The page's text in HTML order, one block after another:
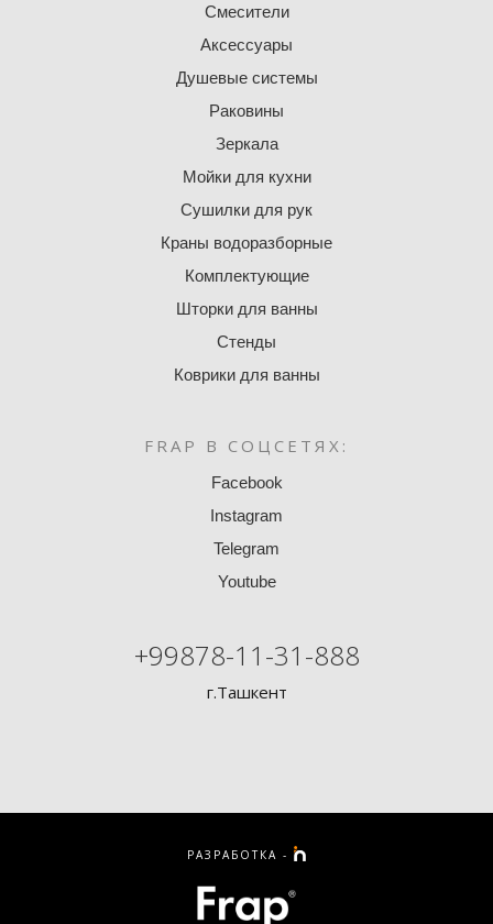
Смесители
Аксессуары
Душевые системы
Раковины
Зеркала
Мойки для кухни
Сушилки для рук
Краны водоразборные
Комплектующие
Шторки для ванны
Стенды
Коврики для ванны
FRAP В СОЦСЕТЯХ:
Facebook
Instagram
Telegram
Youtube
+99878-11-31-888
г.Ташкент
РАЗРАБОТКА -